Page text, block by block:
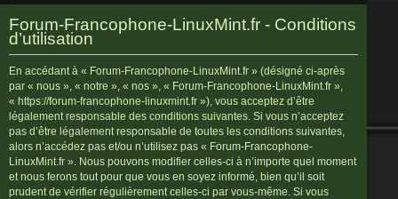
e
Forum-Francophone-LinuxMint.fr - Conditions
d’utilisation
En accédant à « Forum-Francophone-LinuxMint.fr » (désigné ci-après
par « nous », « notre », « nos », « Forum-Francophone-LinuxMint.fr »,
« https://forum-francophone-linuxmint.fr »), vous acceptez d’être
légalement responsable des conditions suivantes. Si vous n’acceptez
pas d’être légalement responsable de toutes les conditions suivantes,
alors n’accédez pas et/ou n’utilisez pas « Forum-Francophone-
LinuxMint.fr ». Nous pouvons modifier celles-ci à n’importe quel moment
et nous ferons tout pour que vous en soyez informé, bien qu’il soit
prudent de vérifier régulièrement celles-ci par vous-même. Si vous